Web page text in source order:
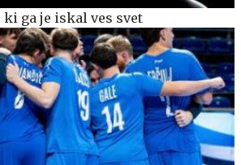
ki ga je iskal ves svet